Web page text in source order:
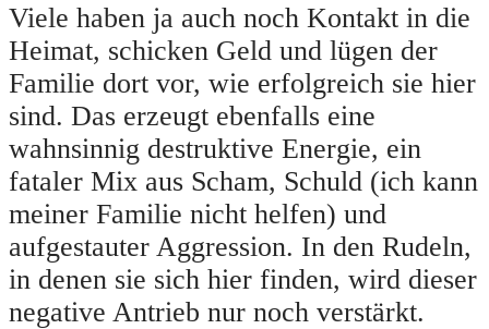
Viele haben ja auch noch Kontakt in die
Heimat, schicken Geld und lügen der
Familie dort vor, wie erfolgreich sie hier
sind. Das erzeugt ebenfalls eine
wahnsinnig destruktive Energie, ein
fataler Mix aus Scham, Schuld (ich kann
meiner Familie nicht helfen) und
aufgestauter Aggression. In den Rudeln,
in denen sie sich hier finden, wird dieser
negative Antrieb nur noch verstärkt.